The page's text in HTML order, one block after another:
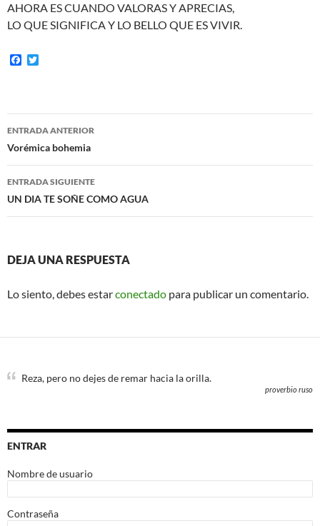
AHORA ES CUANDO VALORAS Y APRECIAS,
LO QUE SIGNIFICA Y LO BELLO QUE ES VIVIR.
F
o
o
e
r
Navegación
de
entradas
ENTRADA ANTERIOR
Vorémica bohemia
ENTRADA SIGUIENTE
UN DIA TE SOÑE COMO AGUA
DEJA UNA RESPUESTA
Lo siento, debes estarconectado para publicar un comentario.
Reza, pero no dejes de remar hacia la orilla.
proverbio ruso
ENTRAR
Nombre de usuario
Contraseña